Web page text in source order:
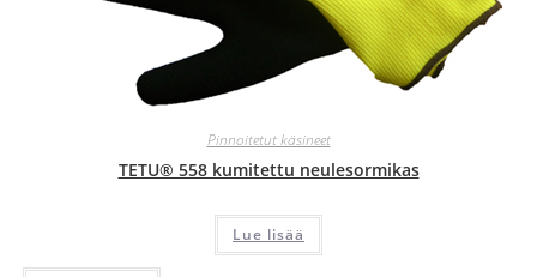
Pinnoitetut käsineet
TETU® 558 kumitettu neulesormikas
Lue lisää